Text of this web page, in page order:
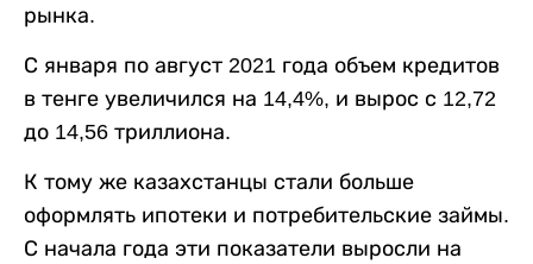
рынка.
С января по август 2021 года объем кредитов
в тенге увеличился на 14,4%, и вырос с 12,72
до 14,56 триллиона.
К тому же казахстанцы стали больше
оформлять ипотеки и потребительские займы.
С начала года эти показатели выросли на